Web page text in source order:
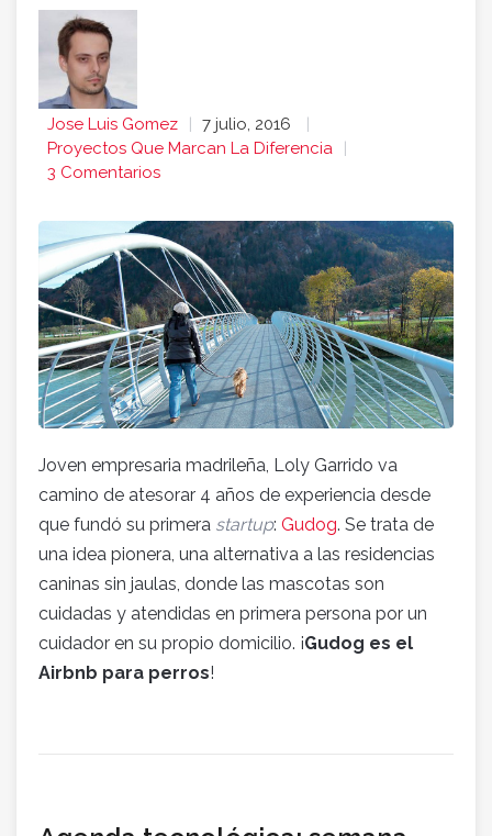
Jose Luis Gomez
7 julio, 2016
Proyectos Que Marcan La Diferencia
3 Comentarios
Joven empresaria madrileña, Loly Garrido va
camino de atesorar 4 años de experiencia desde
que fundó su primera startup: Gudog. Se trata de
una idea pionera, una alternativa a las residencias
caninas sin jaulas, donde las mascotas son
cuidadas y atendidas en primera persona por un
cuidador en su propio domicilio. ¡Gudog es el
Airbnb para perros!